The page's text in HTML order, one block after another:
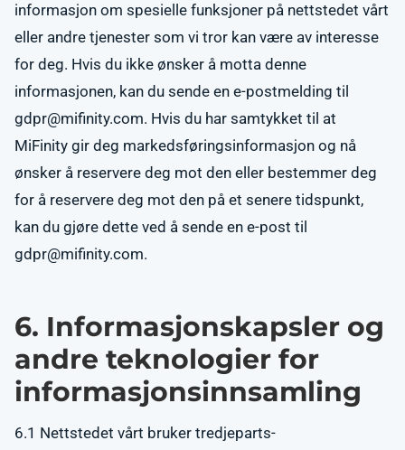
informasjon om spesielle funksjoner på nettstedet vårt
eller andre tjenester som vi tror kan være av interesse
for deg. Hvis du ikke ønsker å motta denne
informasjonen, kan du sende en e-postmelding til
gdpr@mifinity.com. Hvis du har samtykket til at
MiFinity gir deg markedsføringsinformasjon og nå
ønsker å reservere deg mot den eller bestemmer deg
for å reservere deg mot den på et senere tidspunkt,
kan du gjøre dette ved å sende en e-post til
gdpr@mifinity.com.
6. Informasjonskapsler og
andre teknologier for
informasjonsinnsamling
6.1 Nettstedet vårt bruker tredjeparts-